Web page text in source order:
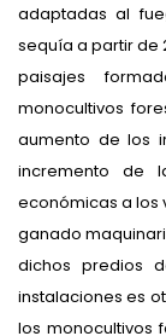
adaptadas al
sequía a partir de
paisajes
monocultivos
aumento de los
incremento de
económicas a los
ganado
dichos predios
instalaciones es
los monocultivos